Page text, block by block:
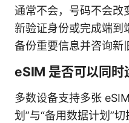
通常不会，号码不会改
新验证身份或完成端到
备份重要信息并咨询新
eSIM 是否可以同时
多数设备支持多张
划”与“备用数据计划”